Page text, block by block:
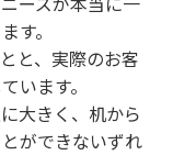
す。
と、実際のお客
います。
大きく、机から
ができないずれ